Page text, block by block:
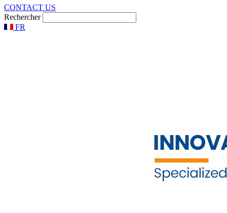
CONTACT US
Rechercher
FR